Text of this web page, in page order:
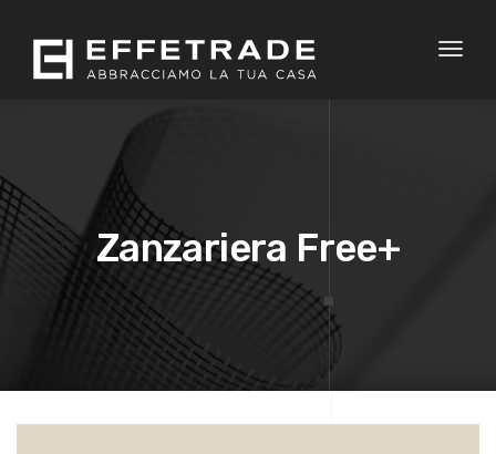
Toggle
Zanzariera Free+